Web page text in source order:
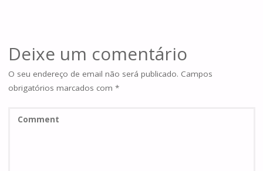
Deixe um comentário
O seu endereço de email não será publicado. Campos
obrigatórios marcados com *